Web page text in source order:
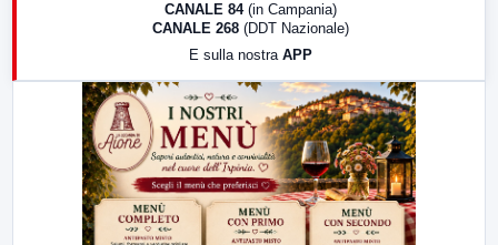
LabNews (replica)
CANALE 84 (in Campania)
CANALE 268 (DDT Nazionale)
E sulla nostra APP